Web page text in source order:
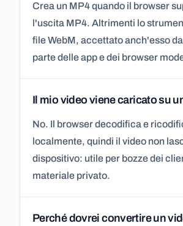
Crea un MP4 quando il browser
l'uscita MP4. Altrimenti lo
file WebM, accettato anch'esso
parte delle app e dei browser
Il mio video viene caricato su
No. Il browser decodifica e
localmente, quindi il video non
dispositivo: utile per bozze dei
materiale privato.
Perché dovrei convertire un